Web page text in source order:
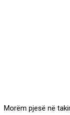
Morëm pjesë në